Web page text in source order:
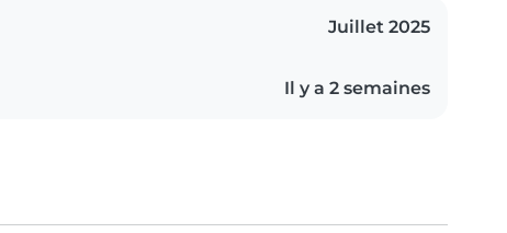
Juillet 2025
Il y a 2 semaines